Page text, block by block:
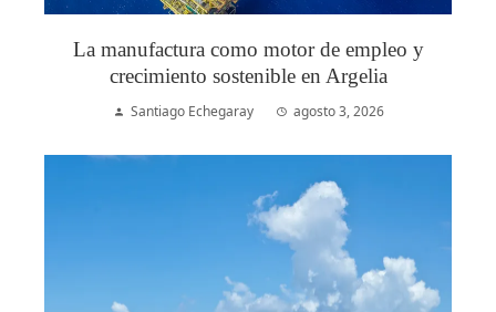
La manufactura como motor de empleo y
crecimiento sostenible en Argelia
Santiago Echegaray agosto 3, 2026